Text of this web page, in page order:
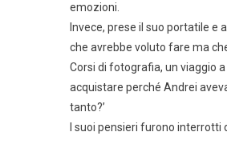
emozioni.
Invece, prese il suo portatile e
che avrebbe voluto fare ma
Corsi di fotografia, un viaggio
acquistare perché Andrei
tanto?’
I suoi pensieri furono interrotti